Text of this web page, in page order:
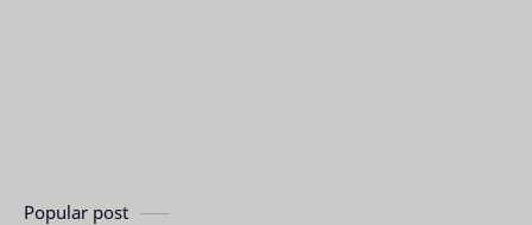
Popular post